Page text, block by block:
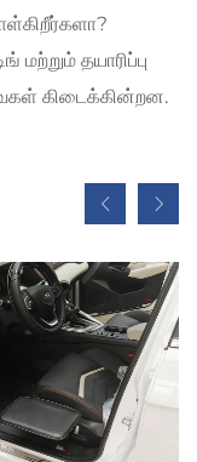
தயாரிப்பு
கிடைக்கின்றன.